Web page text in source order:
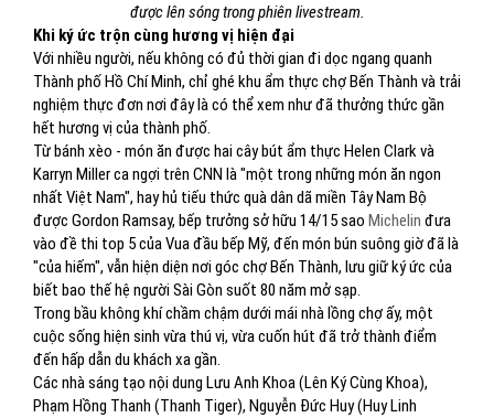
được lên sóng trong phiên livestream.
Khi ký ức trộn cùng hương vị hiện đại
Với nhiều người, nếu không có đủ thời gian đi dọc ngang quanh
Thành phố Hồ Chí Minh, chỉ ghé khu ẩm thực chợ Bến Thành và trải
nghiệm thực đơn nơi đây là có thể xem như đã thưởng thức gần
hết hương vị của thành phố.
Từ bánh xèo - món ăn được hai cây bút ẩm thực Helen Clark và
Karryn Miller ca ngợi trên CNN là "một trong những món ăn ngon
nhất Việt Nam", hay hủ tiếu thức quà dân dã miền Tây Nam Bộ
được Gordon Ramsay, bếp trưởng sở hữu 14/15 sao Michelin đưa
vào đề thi top 5 của Vua đầu bếp Mỹ, đến món bún suông giờ đã là
"của hiếm", vẫn hiện diện nơi góc chợ Bến Thành, lưu giữ ký ức của
biết bao thế hệ người Sài Gòn suốt 80 năm mở sạp.
Trong bầu không khí chầm chậm dưới mái nhà lồng chợ ấy, một
cuộc sống hiện sinh vừa thú vị, vừa cuốn hút đã trở thành điểm
đến hấp dẫn du khách xa gần.
Các nhà sáng tạo nội dung Lưu Anh Khoa (Lên Ký Cùng Khoa),
Phạm Hồng Thanh (Thanh Tiger), Nguyễn Đức Huy (Huy Linh